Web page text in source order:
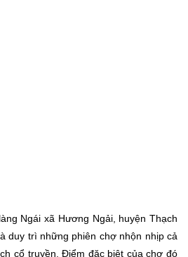
Ngái xã Hương Ngải, huyện Thạch
duy trì những phiên chợ nhộn nhịp cả
cổ truyền. Điểm đặc biệt của chợ đó